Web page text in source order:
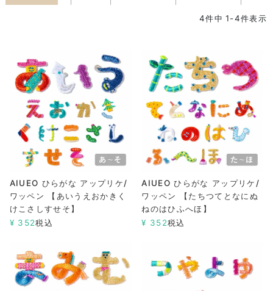
4件中 1-4件表示
AIUEO ひらがな アップリケ/
ワッペン 【あいうえおかきく
けこさしすせそ】
¥ 352税込
AIUEO ひらがな アップリケ/
ワッペン 【たちつてとなにぬ
ねのはひふへほ】
¥ 352税込